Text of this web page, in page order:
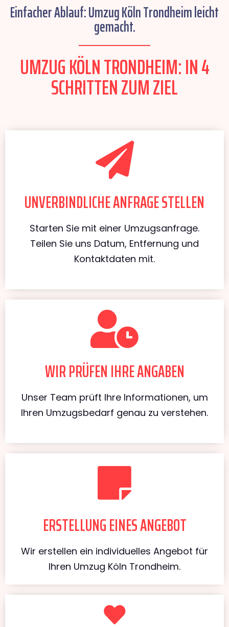
Einfacher Ablauf: Umzug Köln Trondheim leicht
gemacht.
UMZUG KÖLN TRONDHEIM: IN 4
SCHRITTEN ZUM ZIEL
UNVERBINDLICHE ANFRAGE STELLEN
Starten Sie mit einer Umzugsanfrage.
Teilen Sie uns Datum, Entfernung und
Kontaktdaten mit.
WIR PRÜFEN IHRE ANGABEN
Unser Team prüft Ihre Informationen, um
Ihren Umzugsbedarf genau zu verstehen.
ERSTELLUNG EINES ANGEBOT
Wir erstellen ein individuelles Angebot für
Ihren Umzug Köln Trondheim.